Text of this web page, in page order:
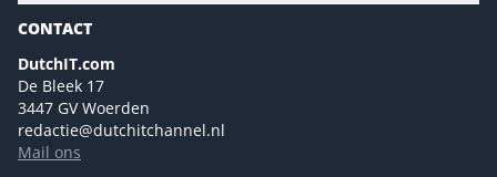
Magazines
Marketingmogelijkheden 2026
Eventmogelijkheden 2026
Advertising opportunities 2026 ENG
Event opportunities 2026 ENG
NL Digital
CONTACT
DutchIT.com
De Bleek 17
3447 GV Woerden
redactie@dutchitchannel.nl
Mail ons